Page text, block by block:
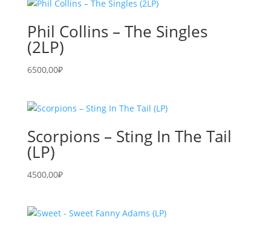
Phil Collins – The Singles
(2LP)
6500,00₽
Scorpions – Sting In The Tail
(LP)
4500,00₽